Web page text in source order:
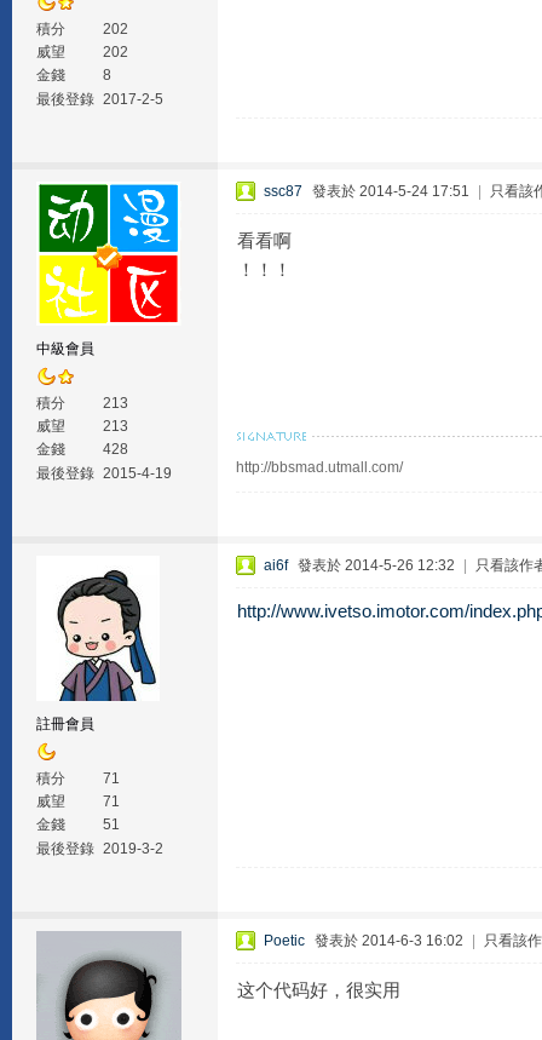
積分
202
威望
202
金錢
8
最後登錄 2017-2-5
中級會員
積分
213
威望
213
金錢
428
最後登錄 2015-4-19
ssc87 發表於 2014-5-24 17:51 只看該
看看啊
！！！
http://bbsmad.utmall.com/
註冊會員
積分
71
威望
71
金錢
51
最後登錄 2019-3-2
ai6f 發表於 2014-5-26 12:32 只看該作
http://www.ivetso.imotor.com/
Poetic 發表於 2014-6-3 16:02 只看該
这个代码好，很实用